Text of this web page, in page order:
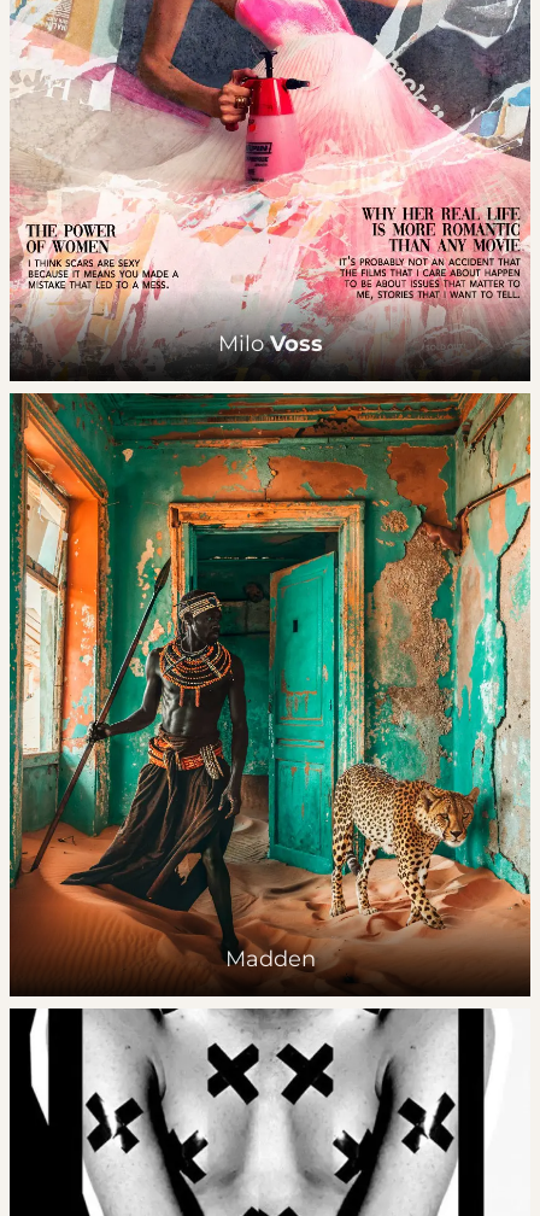
MiloVoss
Madden